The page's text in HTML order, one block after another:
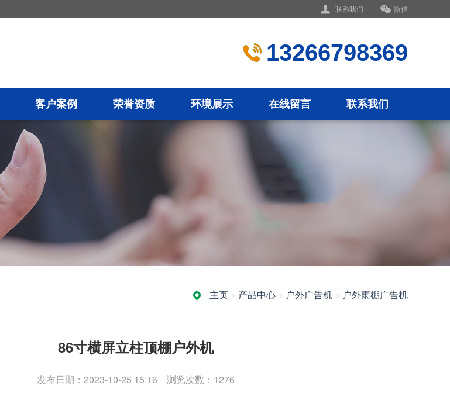
联系我们 | 微信
13266798369
客户案例 荣誉资质 环境展示 在线留言 联系我们
主页 > 产品中心 > 户外广告机 > 户外雨棚广告机
86寸横屏立柱顶棚户外机
发布日期：2023-10-25 15:16 浏览次数： 1276